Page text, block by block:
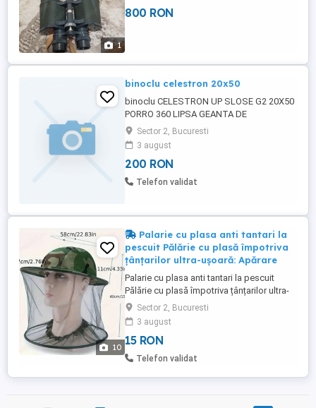
1
800 RON
binoclu celestron 20x50
binoclu CELESTRON UP SLOSE G2 20X50
PORRO 360 LIPSA GEANTA DE
TRANSPORT.
Sector 2, Bucuresti
3 august
200 RON
Telefon validat
10
Palarie cu plasa anti tantari la
pescuit Pălărie cu plasă împotriva
țânțarilor ultra-ușoară: Apărare
Palarie cu plasa anti tantari la pescuit
Pălărie cu plasă împotriva țânțarilor ultra-
ușoară: Apărare durabilă pentru aventuri în
aer liber Ține insectele la distanță,
perfectă pentru drumeții, camping și
grădinărit. Pret 15 lei. Livrare gratis in
Bucuresti la Bucur Obor. Livrare prin curier
Sector 2, Bucuresti
3 august
15 RON
Telefon validat